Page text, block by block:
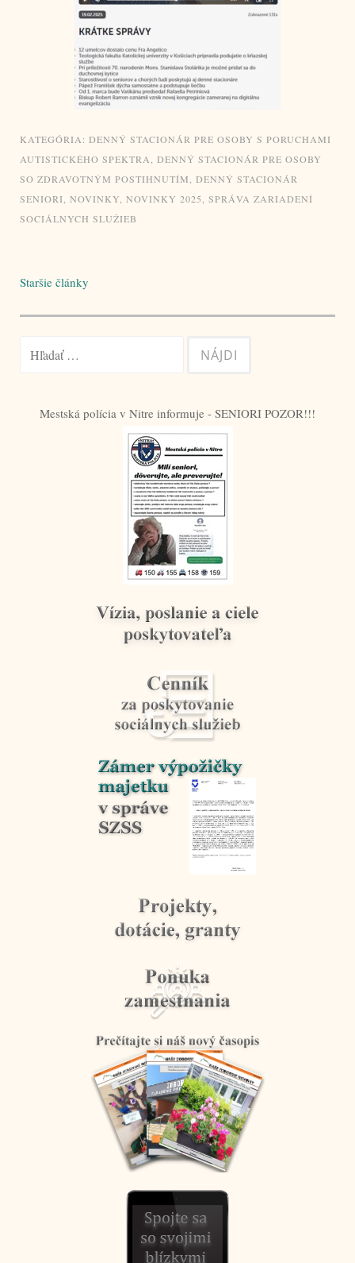
KATEGÓRIA: DENNÝ STACIONÁR PRE OSOBY S PORUCHAMI
AUTISTICKÉHO SPEKTRA
DENNÝ STACIONÁR PRE OSOBY
SO ZDRAVOTNÝM POSTIHNUTÍM
DENNÝ STACIONÁR
SENIORI NOVINKY NOVINKY 2025
SPRÁVA ZARIADENÍ
SOCIÁLNYCH SLUŽIEB
Navigácia
článkoch
Staršie články
Hľadať:
Mestská polícia v Nitre informuje - SENIORI POZOR!!!